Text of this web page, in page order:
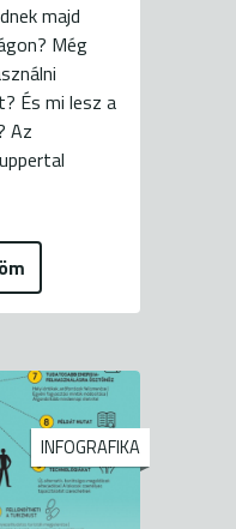
majd
Még
És mi lesz a
Az
INFOGRAFIKA